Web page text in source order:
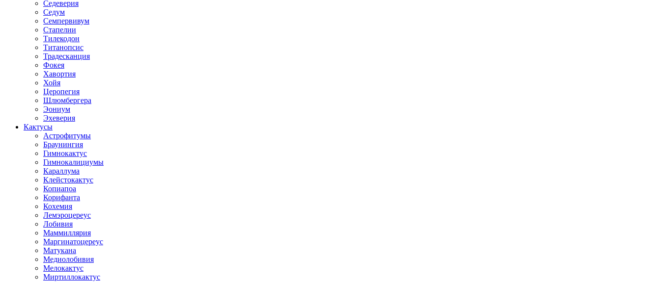
Седеверия
Седум
Семпервивум
Стапелии
Тилекодон
Титанопсис
Традесканция
Фокея
Хавортия
Хойя
Церопегия
Шлюмбергера
Эониум
Эхеверия
Кактусы
Астрофитумы
Браунингия
Гимнокактус
Гимнокалициумы
Караллума
Клейстокактус
Копиапоа
Корифанта
Кохемия
Лемэроцереус
Лобивия
Маммиллярия
Маргинатоцереус
Матукана
Медиолобивия
Мелокактус
Миртиллокактус